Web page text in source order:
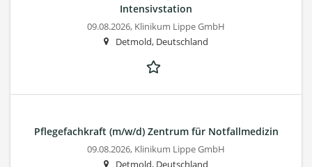
Intensivstation
09.08.2026, Klinikum Lippe GmbH
Detmold, Deutschland
Pflegefachkraft (m/w/d) Zentrum für Notfallmedizin
09.08.2026, Klinikum Lippe GmbH
Detmold, Deutschland